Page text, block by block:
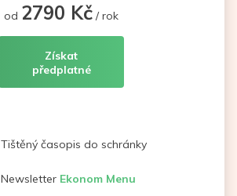
od 2790 Kč / rok
Získat
předplatné
Tištěný časopis do schránky
Newsletter Ekonom Menu